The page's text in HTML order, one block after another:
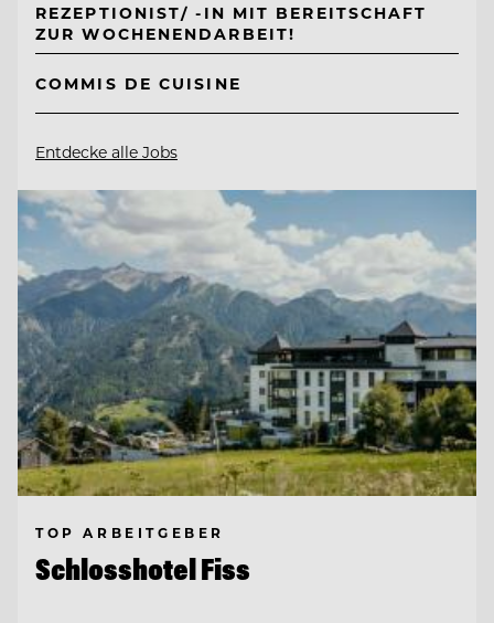
REZEPTIONIST/ -IN MIT BEREITSCHAFT
ZUR WOCHENENDARBEIT!
COMMIS DE CUISINE
Entdecke alle Jobs
TOP ARBEITGEBER
Schlosshotel Fiss